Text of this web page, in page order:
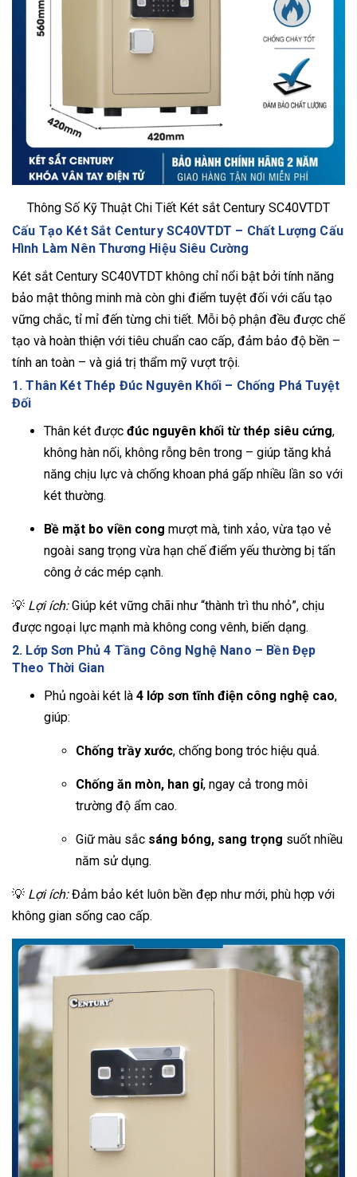
Thông Số Kỹ Thuật Chi Tiết Két sắt Century SC40VTDT
Cấu Tạo Két Sắt Century SC40VTDT – Chất Lượng Cấu
Hình Làm Nên Thương Hiệu Siêu Cường
Két sắt Century SC40VTDT không chỉ nổi bật bởi tính năng
bảo mật thông minh mà còn ghi điểm tuyệt đối với cấu tạo
vững chắc, tỉ mỉ đến từng chi tiết. Mỗi bộ phận đều được chế
tạo và hoàn thiện với tiêu chuẩn cao cấp, đảm bảo độ bền –
tính an toàn – và giá trị thẩm mỹ vượt trội.
1. Thân Két Thép Đúc Nguyên Khối – Chống Phá Tuyệt
Đối
Thân két được đúc nguyên khối từ thép siêu cứng,
không hàn nối, không rỗng bên trong – giúp tăng khả
năng chịu lực và chống khoan phá gấp nhiều lần so với
két thường.
Bề mặt bo viền cong mượt mà, tinh xảo, vừa tạo vẻ
ngoài sang trọng vừa hạn chế điểm yếu thường bị tấn
công ở các mép cạnh.
💡 Lợi ích:Giúp két vững chãi như “thành trì thu nhỏ”, chịu
được ngoại lực mạnh mà không cong vênh, biến dạng.
2. Lớp Sơn Phủ 4 Tầng Công Nghệ Nano – Bền Đẹp
Theo Thời Gian
Phủ ngoài két là 4 lớp sơn tĩnh điện công nghệ cao,
giúp:
Chống trầy xước, chống bong tróc hiệu quả.
Chống ăn mòn, han gỉ, ngay cả trong môi
trường độ ẩm cao.
Giữ màu sắc sáng bóng, sang trọng suốt nhiều
năm sử dụng.
💡 Lợi ích:Đảm bảo két luôn bền đẹp như mới, phù hợp với
không gian sống cao cấp.